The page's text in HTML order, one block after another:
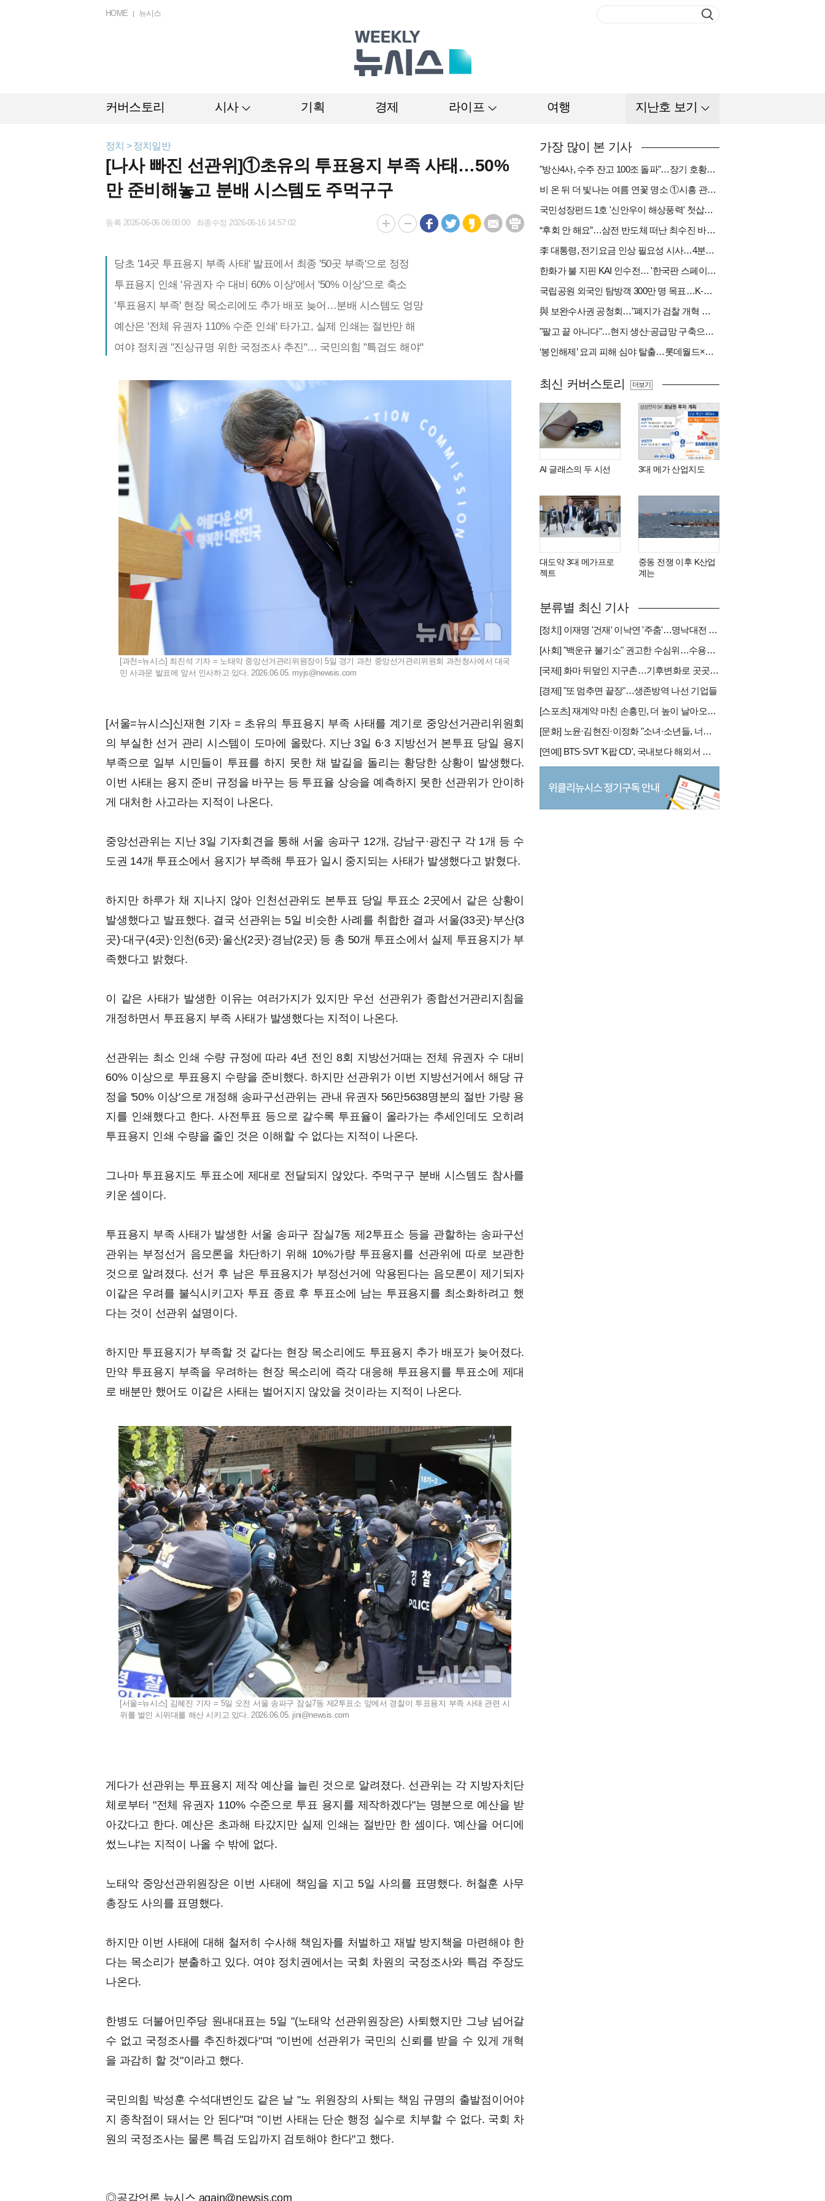
HOME 뉴시스
커버스토리 시사 기획 경제 라이프 여행 지난호 보기
정치 > 정치일반
[나사 빠진 선관위]①초유의 투표용지 부족 사태…50%
만 준비해놓고 분배 시스템도 주먹구구
등록 2026-06-06 06:00:00 최종수정 2026-06-16 14:57:02
당초 '14곳 투표용지 부족 사태' 발표에서 최종 '50곳 부족'으로 정정
투표용지 인쇄 '유권자 수 대비 60% 이상'에서 '50% 이상'으로 축소
'투표용지 부족' 현장 목소리에도 추가 배포 늦어…분배 시스템도 엉망
예산은 '전체 유권자 110% 수준 인쇄' 타가고, 실제 인쇄는 절반만 해
여야 정치권 "진상규명 위한 국정조사 추진"… 국민의힘 "특검도 해야"
[과천=뉴시스] 최진석 기자 = 노태악 중앙선거관리위원장이 5일 경기 과천 중앙선거관리위원회 과천청사에서 대국
민 사과문 발표에 앞서 인사하고 있다. 2026.06.05. myjs@newsis.com
[서울=뉴시스]신재현 기자 = 초유의 투표용지 부족 사태를 계기로 중앙선거관리위원회
의 부실한 선거 관리 시스템이 도마에 올랐다. 지난 3일 6·3 지방선거 본투표 당일 용지
부족으로 일부 시민들이 투표를 하지 못한 채 발길을 돌리는 황당한 상황이 발생했다.
이번 사태는 용지 준비 규정을 바꾸는 등 투표율 상승을 예측하지 못한 선관위가 안이하
게 대처한 사고라는 지적이 나온다.
중앙선관위는 지난 3일 기자회견을 통해 서울 송파구 12개, 강남구·광진구 각 1개 등 수
도권 14개 투표소에서 용지가 부족해 투표가 일시 중지되는 사태가 발생했다고 밝혔다.
하지만 하루가 채 지나지 않아 인천선관위도 본투표 당일 투표소 2곳에서 같은 상황이
발생했다고 발표했다. 결국 선관위는 5일 비슷한 사례를 취합한 결과 서울(33곳)·부산(3
곳)·대구(4곳)·인천(6곳)·울산(2곳)·경남(2곳) 등 총 50개 투표소에서 실제 투표용지가 부
족했다고 밝혔다.
이 같은 사태가 발생한 이유는 여러가지가 있지만 우선 선관위가 종합선거관리지침을
개정하면서 투표용지 부족 사태가 발생했다는 지적이 나온다.
선관위는 최소 인쇄 수량 규정에 따라 4년 전인 8회 지방선거때는 전체 유권자 수 대비
60% 이상으로 투표용지 수량을 준비했다. 하지만 선관위가 이번 지방선거에서 해당 규
정을 '50% 이상'으로 개정해 송파구선관위는 관내 유권자 56만5638명분의 절반 가량 용
지를 인쇄했다고 한다. 사전투표 등으로 갈수록 투표율이 올라가는 추세인데도 오히려
투표용지 인쇄 수량을 줄인 것은 이해할 수 없다는 지적이 나온다.
그나마 투표용지도 투표소에 제대로 전달되지 않았다. 주먹구구 분배 시스템도 참사를
키운 셈이다.
투표용지 부족 사태가 발생한 서울 송파구 잠실7동 제2투표소 등을 관할하는 송파구선
관위는 부정선거 음모론을 차단하기 위해 10%가량 투표용지를 선관위에 따로 보관한
것으로 알려졌다. 선거 후 남은 투표용지가 부정선거에 악용된다는 음모론이 제기되자
이같은 우려를 불식시키고자 투표 종료 후 투표소에 남는 투표용지를 최소화하려고 했
다는 것이 선관위 설명이다.
하지만 투표용지가 부족할 것 같다는 현장 목소리에도 투표용지 추가 배포가 늦어졌다.
만약 투표용지 부족을 우려하는 현장 목소리에 즉각 대응해 투표용지를 투표소에 제대
로 배분만 했어도 이같은 사태는 벌어지지 않았을 것이라는 지적이 나온다.
[서울=뉴시스] 김혜진 기자 = 5일 오전 서울 송파구 잠실7동 제2투표소 앞에서 경찰이 투표용지 부족 사태 관련 시
위를 벌인 시위대를 해산 시키고 있다. 2026.06.05. jini@newsis.com
게다가 선관위는 투표용지 제작 예산을 늘린 것으로 알려졌다. 선관위는 각 지방자치단
체로부터 "전체 유권자 110% 수준으로 투표 용지를 제작하겠다"는 명분으로 예산을 받
아갔다고 한다. 예산은 초과해 타갔지만 실제 인쇄는 절반만 한 셈이다. '예산을 어디에
썼느냐'는 지적이 나올 수 밖에 없다.
노태악 중앙선관위원장은 이번 사태에 책임을 지고 5일 사의를 표명했다. 허철훈 사무
총장도 사의를 표명했다.
하지만 이번 사태에 대해 철저히 수사해 책임자를 처벌하고 재발 방지책을 마련해야 한
다는 목소리가 분출하고 있다. 여야 정치권에서는 국회 차원의 국정조사와 특검 주장도
나온다.
한병도 더불어민주당 원내대표는 5일 "(노태악 선관위원장은) 사퇴했지만 그냥 넘어갈
수 없고 국정조사를 추진하겠다"며 "이번에 선관위가 국민의 신뢰를 받을 수 있게 개혁
을 과감히 할 것"이라고 했다.
국민의힘 박성훈 수석대변인도 같은 날 "노 위원장의 사퇴는 책임 규명의 출발점이어야
지 종착점이 돼서는 안 된다"며 "이번 사태는 단순 행정 실수로 치부할 수 없다. 국회 차
원의 국정조사는 물론 특검 도입까지 검토해야 한다"고 했다.
◎공감언론 뉴시스 again@newsis.com
가장 많이 본 기사
"방산4사, 수주 잔고 100조 돌파"…장기 호황기 들어섰다[다시 나는 K방산①]
비 온 뒤 더 빛나는 여름 연꽃 명소 ①시흥 관곡지
국민성장펀드 1호 '신안우이 해상풍력' 첫삽…바람소득 시동[하반기 에너지②]
“후회 안 해요”…삼전 반도체 떠난 최수진 바텐더의 ‘피어오름’[피플]
李 대통령, 전기요금 인상 필요성 시사…4분기엔 오를까
한화가 불 지핀 KAI 인수전… '한국판 스페이스X' 탄생 촉각[다시 나는 K방산③]
국립공원 외국인 탐방객 300만 명 목표…K-트레킹 키운다
與 보완수사권 공청회…"폐지가 검찰 개혁 아냐" vs "보완수사권은 전면 재수사권"(종합)
"팔고 끝 아니다"…현지 생산·공급망 구축으로 글로벌 진입장벽 돌파[다시 나는 K방산②]
‘봉인해제’ 요괴 피해 심야 탈출…롯데월드×당근
최신 커버스토리
AI 글래스의 두 시선 3대 메가 산업지도
대도약 3대 메가프로
젝트
중동 전쟁 이후 K산업
계는
더보기
분류별 최신 기사
[정치] 이재명 '건재' 이낙연 '주춤'…명낙대전 불안한 휴전
[사회] "백운규 불기소" 권고한 수심위…수용땐 줄소송 피할듯
[국제] 화마 뒤덮인 지구촌…기후변화로 곳곳 대형 화재
[경제] "또 멈추면 끝장"…생존방역 나선 기업들
[스포츠] 재계약 마친 손흥민, 더 높이 날아오를까
[문화] 노윤·김현진·이정화 "소녀·소년들, 너희는 혼자가 아니야"
[연예] BTS·SVT 'K팝 CD', 국내보다 해외서 더 팔린다 왜?